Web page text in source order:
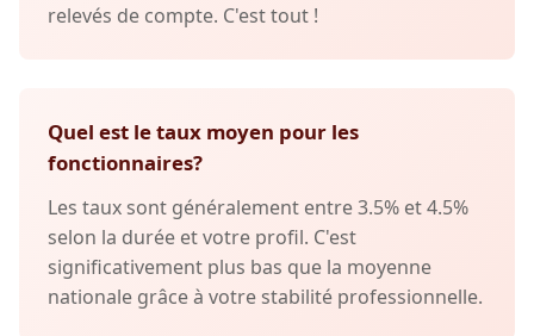
relevés de compte. C'est tout !
Quel est le taux moyen pour les
fonctionnaires?
Les taux sont généralement entre 3.5% et 4.5%
selon la durée et votre profil. C'est
significativement plus bas que la moyenne
nationale grâce à votre stabilité professionnelle.